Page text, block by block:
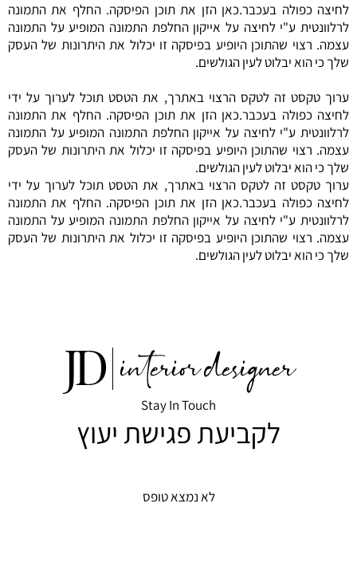
לחיצה כפולה בעכבר.כאן הזן את תוכן הפיסקה. החלף את התמונה
לרלוונטית ע"י לחיצה על אייקון החלפת התמונה המופיע על התמונה
עצמה. רצוי שהתוכן היופיע בפיסקה זו יכלול את היתרונות של העסק
שלך כי הוא יבלוט לעין הגולשים.
ערוך טקסט זה לטקס הרצוי באתרך, את הטסט תוכל לערוך על ידי
לחיצה כפולה בעכבר.כאן הזן את תוכן הפיסקה. החלף את התמונה
לרלוונטית ע"י לחיצה על אייקון החלפת התמונה המופיע על התמונה
עצמה. רצוי שהתוכן היופיע בפיסקה זו יכלול את היתרונות של העסק
שלך כי הוא יבלוט לעין הגולשים.
ערוך טקסט זה לטקס הרצוי באתרך, את הטסט תוכל לערוך על ידי
לחיצה כפולה בעכבר.כאן הזן את תוכן הפיסקה. החלף את התמונה
לרלוונטית ע"י לחיצה על אייקון החלפת התמונה המופיע על התמונה
עצמה. רצוי שהתוכן היופיע בפיסקה זו יכלול את היתרונות של העסק
שלך כי הוא יבלוט לעין הגולשים.
Stay In Touch
לקביעת פגישת יעוץ
לא נמצא טופס